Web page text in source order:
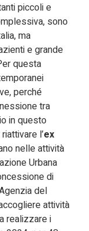
piccoli e
sono
ma
e grande
questa
perché
tra
in questo
l’ex
nelle attività
Urbana
di
del
attività
realizzare i